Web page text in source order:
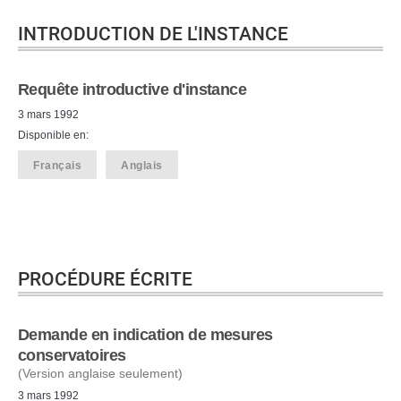
INTRODUCTION DE L'INSTANCE
Requête introductive d'instance
3 mars 1992
Disponible en:
Français Anglais
PROCÉDURE ÉCRITE
Demande en indication de mesures
conservatoires
(Version anglaise seulement)
3 mars 1992